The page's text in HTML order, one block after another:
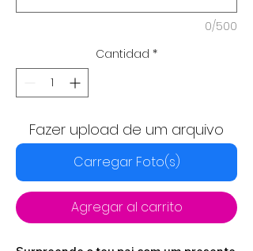
0/500
Cantidad *
Fazer upload de um arquivo
Carregar Foto(s)
Agregar al carrito